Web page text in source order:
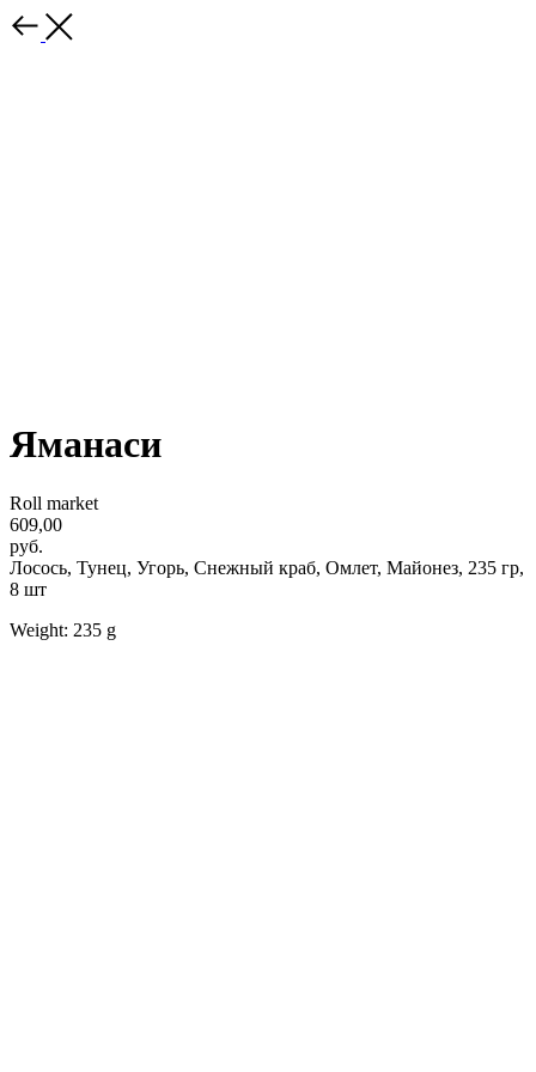
Яманаси
Roll market
609,00
руб.
Лосось, Тунец, Угорь, Снежный краб, Омлет, Майонез, 235 гр,
8 шт
Weight: 235 g